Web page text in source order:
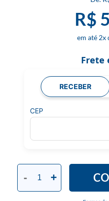
R$
2x
- +
Frete
RECEBER
CEP